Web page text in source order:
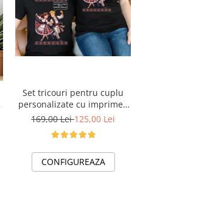
Set tricouri pentru cuplu
personalizate cu imprimeu
traditional Mandruta faina
169,00 Lei125,00 Lei
CONFIGUREAZA